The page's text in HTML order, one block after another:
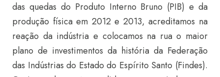
das quedas do Produto Interno Bruno (PIB) e da
produção física em 2012 e 2013, acreditamos na
reação da indústria e colocamos na rua o maior
plano de investimentos da história da Federação
das Indústrias do Estado do Espírito Santo (Findes).